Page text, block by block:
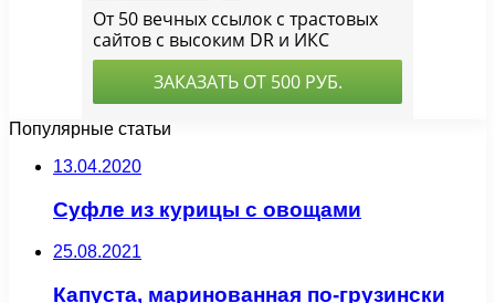
Популярные статьи
13.04.2020
Суфле из курицы с овощами
25.08.2021
Капуста, маринованная по-грузински